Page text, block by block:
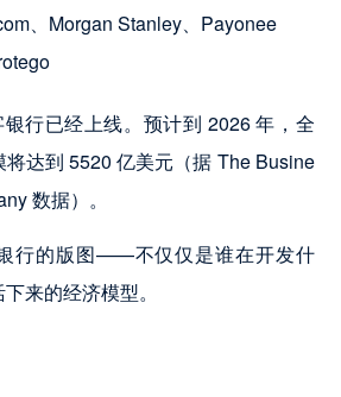
、Morgan Stanley、Payonee
行已经上线。预计到 2026 年，全
达到 5520 亿美元（据 The Busine
数据）。
行的版图——不仅仅是谁在开发什
来的经济模型。